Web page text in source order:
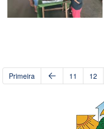
Primeira 11 12